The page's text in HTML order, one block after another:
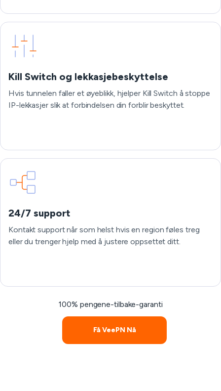
Kill Switch og lekkasjebeskyttelse
Hvis tunnelen faller et øyeblikk, hjelper Kill Switch å stoppe
IP-lekkasjer slik at forbindelsen din forblir beskyttet.
24/7 support
Kontakt support når som helst hvis en region føles treg
eller du trenger hjelp med å justere oppsettet ditt.
100% pengene-tilbake-garanti
Få VeePN Nå